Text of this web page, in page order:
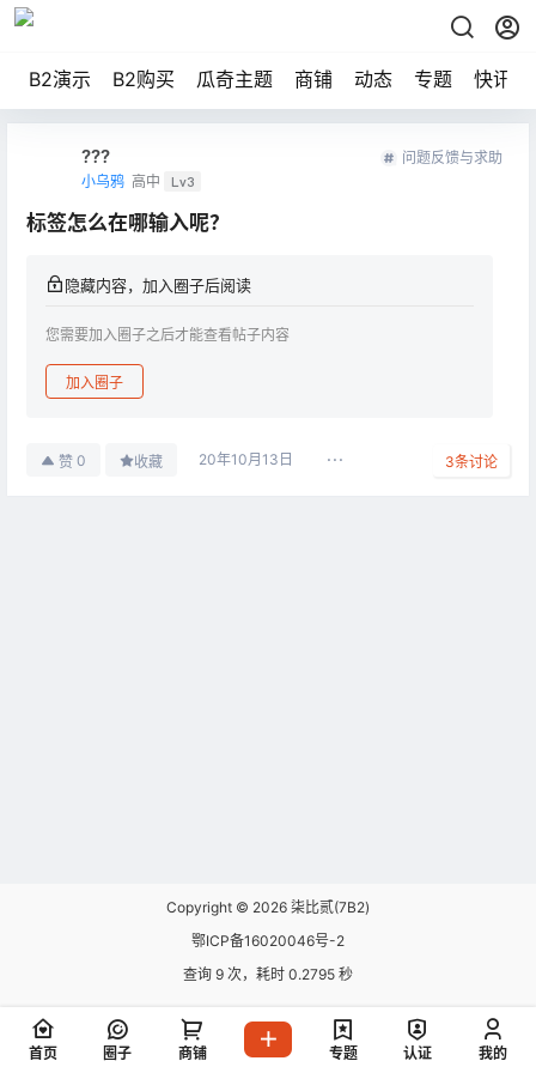
B2演示 B2购买 瓜奇主题 商铺 动态 专题 快讯
???
小乌鸦 高中 Lv3
问题反馈与求助
标签怎么在哪输入呢？
隐藏内容，加入圈子后阅读
您需要加入圈子之后才能查看帖子内容
加入圈子
赞 0 收藏 20年10月13日 3条讨论
Copyright © 2026 柒比贰(7B2)
鄂ICP备16020046号-2
查询 9 次，耗时 0.2795 秒
首页 圈子 商铺 专题 认证 我的